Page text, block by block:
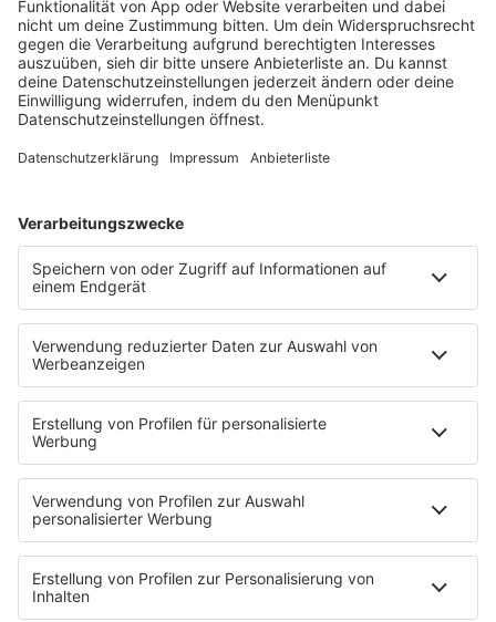
barba radio
Lagerfeuer
Füße hoch
Schmusekatze
Song Contest
Mädelsabend
Ich hasse Sport
Sonntag Morgen
Strandbar
Putzfimmel
Deutschpop
Deutsche Liebeslieder
PODCASTS
Mit den Waffeln einer Frau
Frühstück bei Barbara
Brave & One
NotAufnahme
"Bewerbung und Karriere"
Aber bitte mit Schlager
Erdbeerkäse